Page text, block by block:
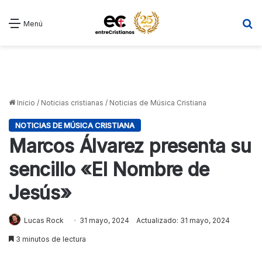
Menú
Inicio / Noticias cristianas / Noticias de Música Cristiana
NOTICIAS DE MÚSICA CRISTIANA
Marcos Álvarez presenta su
sencillo «El Nombre de
Jesús»
Lucas Rock 31 mayo, 2024 Actualizado: 31 mayo, 2024
3 minutos de lectura